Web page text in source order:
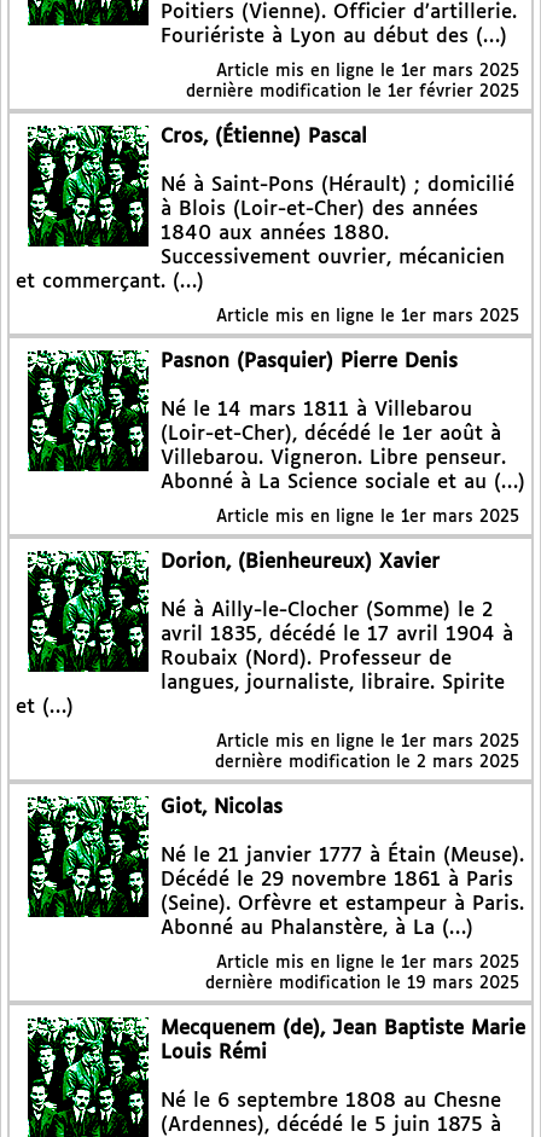
Poitiers (Vienne). Officier d’artillerie.
Fouriériste à Lyon au début des (…)
Article mis en ligne le 1er mars 2025
dernière modification le 1er février 2025
Cros, (Étienne) Pascal
Né à Saint-Pons (Hérault) ; domicilié
à Blois (Loir-et-Cher) des années
1840 aux années 1880.
Successivement ouvrier, mécanicien
et commerçant. (…)
Article mis en ligne le 1er mars 2025
Pasnon (Pasquier) Pierre Denis
Né le 14 mars 1811 à Villebarou
(Loir-et-Cher), décédé le 1er août à
Villebarou. Vigneron. Libre penseur.
Abonné à La Science sociale et au (…)
Article mis en ligne le 1er mars 2025
Dorion, (Bienheureux) Xavier
Né à Ailly-le-Clocher (Somme) le 2
avril 1835, décédé le 17 avril 1904 à
Roubaix (Nord). Professeur de
langues, journaliste, libraire. Spirite
et (…)
Article mis en ligne le 1er mars 2025
dernière modification le 2 mars 2025
Giot, Nicolas
Né le 21 janvier 1777 à Étain (Meuse).
Décédé le 29 novembre 1861 à Paris
(Seine). Orfèvre et estampeur à Paris.
Abonné au Phalanstère, à La (…)
Article mis en ligne le 1er mars 2025
dernière modification le 19 mars 2025
Mecquenem (de), Jean Baptiste Marie
Louis Rémi
Né le 6 septembre 1808 au Chesne
(Ardennes), décédé le 5 juin 1875 à